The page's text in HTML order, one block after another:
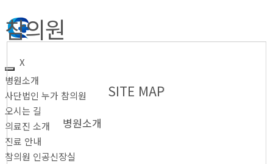
참의원
병원소개
사단법인 누가 참의원
오시는 길
의료진 소개
진료 안내
참의원 인공신장실
X
SITE MAP
병원소개